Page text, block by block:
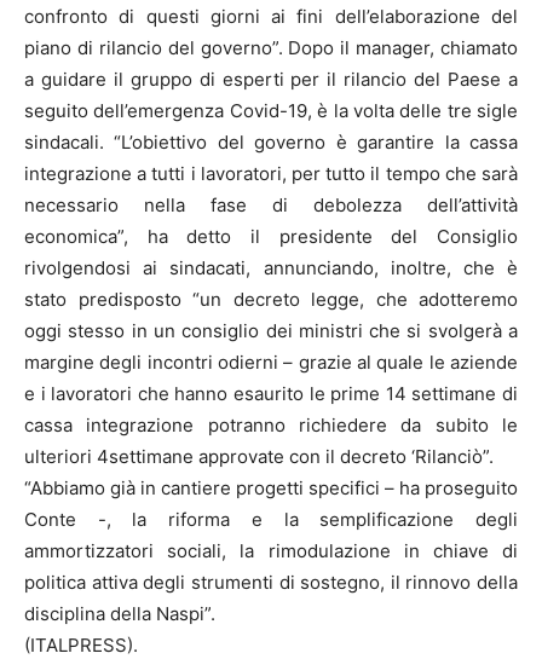
confronto di questi giorni ai fini dell’elaborazione del
piano di rilancio del governo”. Dopo il manager, chiamato
a guidare il gruppo di esperti per il rilancio del Paese a
seguito dell’emergenza Covid-19, è la volta delle tre sigle
sindacali. “L’obiettivo del governo è garantire la cassa
integrazione a tutti i lavoratori, per tutto il tempo che sarà
necessario nella fase di debolezza dell’attività
economica”, ha detto il presidente del Consiglio
rivolgendosi ai sindacati, annunciando, inoltre, che è
stato predisposto “un decreto legge, che adotteremo
oggi stesso in un consiglio dei ministri che si svolgerà a
margine degli incontri odierni – grazie al quale le aziende
e i lavoratori che hanno esaurito le prime 14 settimane di
cassa integrazione potranno richiedere da subito le
ulteriori 4settimane approvate con il decreto ‘Rilanciò”.
“Abbiamo già in cantiere progetti specifici – ha proseguito
Conte -, la riforma e la semplificazione degli
ammortizzatori sociali, la rimodulazione in chiave di
politica attiva degli strumenti di sostegno, il rinnovo della
disciplina della Naspi”.
(ITALPRESS).